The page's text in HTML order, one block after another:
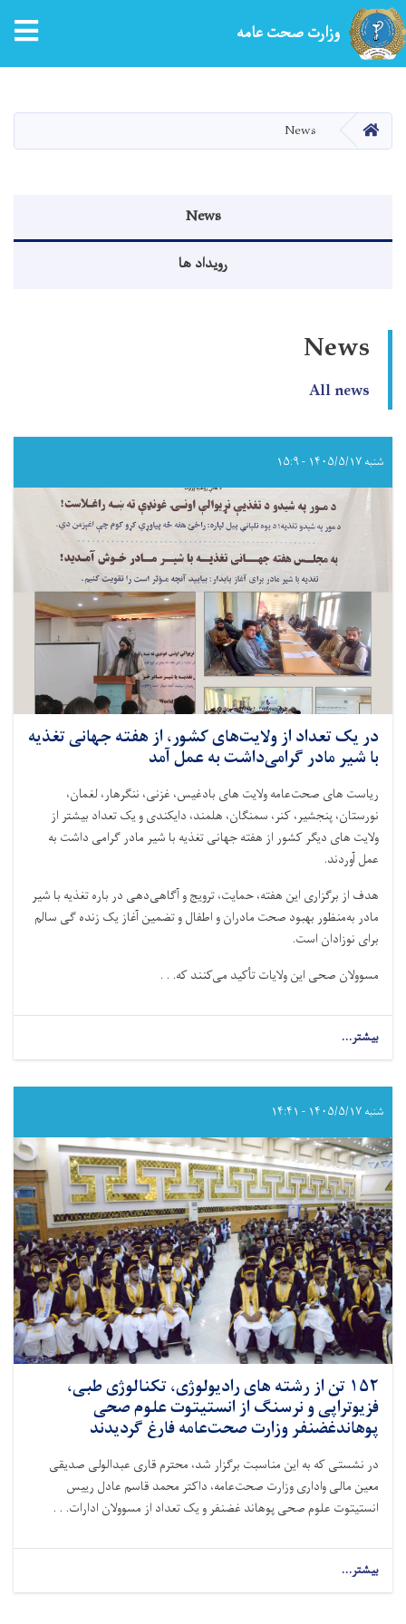
content
وزارت صحت عامه
HOME
News
News
رویداد ها
News
All news
شنبه ۱۴۰۵/۵/۱۷ - ۱۵:۹
در یک تعداد از ولایت‌های کشور، از هفته جهانی تغذیه
با شیر مادر گرامی‌داشت به عمل آمد
ریاست های صحت‌عامه ولایت های بادغیس، غزنی، ننگرهار، لغمان،
نورستان، پنجشیر، کنر، سمنگان، هلمند، دایکندی و یک تعداد بیشتر از
ولایت های دیگر کشور از هفته جهانی تغذیه با شیر مادر گرامی داشت به
عمل آوردند.
هدف از برگزاری این هفته، حمایت، ترویج و آگاهی‌دهی در باره تغذیه با شیر
مادر به‌منظور بهبود صحت مادران و اطفال و تضمین آغاز یک زنده گی سالم
برای نوزادان است.
مسوولان صحی این ولایات تأکید می‌کنند که. . .
بیشتر...
شنبه ۱۴۰۵/۵/۱۷ - ۱۴:۴۱
۱۵۲ تن از رشته های رادیولوژی، تکنالوژی طبی،
فزیوتراپی و نرسنگ از انستیتوت علوم صحی
پوهاندغضنفر وزارت صحت‌عامه فارغ گردیدند
در نشستی که به این مناسبت برگزار شد، محترم قاری عبدالولی صدیقی
معین مالی واداری وزارت صحت‌عامه، داکتر محمد قاسم عادل رییس
انستیتوت علوم صحی پوهاند غضنفر و یک تعداد از مسوولان ادارات. . .
بیشتر...
۱۵۲